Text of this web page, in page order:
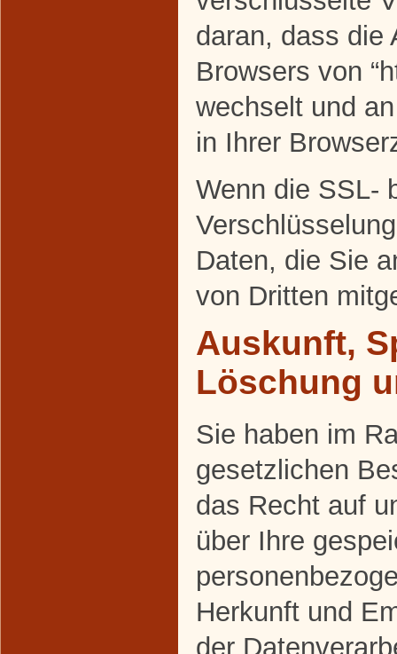
daran, dass die
Browsers von
wechselt und
in Ihrer
Wenn die SSL-
Daten, die Sie
von Dritten
Auskunft,
Löschung
Sie haben im
gesetzlichen
das Recht auf
über Ihre
Herkunft und
der